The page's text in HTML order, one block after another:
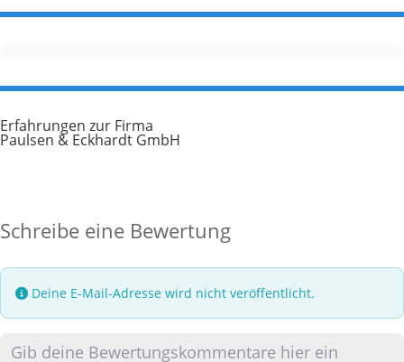
Erfahrungen zur Firma
Paulsen & Eckhardt GmbH
Schreibe eine Bewertung
Deine E-Mail-Adresse wird nicht veröffentlicht.
Rezensionstext